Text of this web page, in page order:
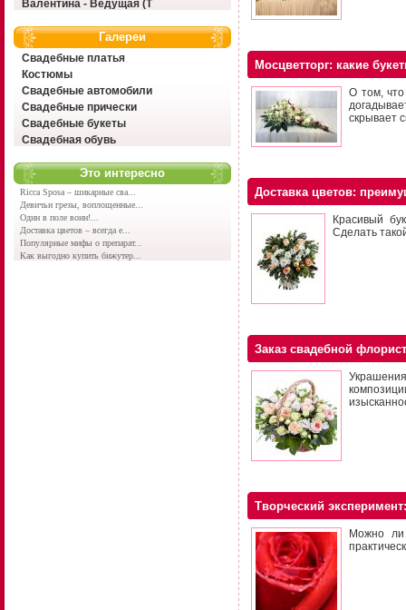
Валентина - Ведущая (Т
Галереи
Свадебные платья
Костюмы
Свадебные автомобили
Свадебные прически
Свадебные букеты
Свадебная обувь
Это интересно
Ricca Sposa – шикарные сва...
Девичьи грезы, воплощенные...
Один в поле воин!...
Доставка цветов – всегда е...
Популярные мифы о препарат...
Как выгодно купить бижутер...
Мосцветторг: какие
О том,
скрывает
Доставка цветов:
Красивый
Сделать
Заказ свадебной
Творческий
Можно